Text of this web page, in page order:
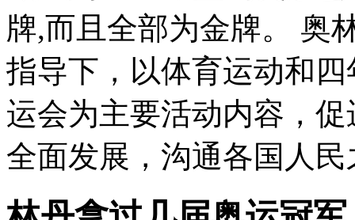
牌,而且全部为金牌。 奥
指导下，以体育运动和
运会为主要活动内容，
全面发展，沟通各国人